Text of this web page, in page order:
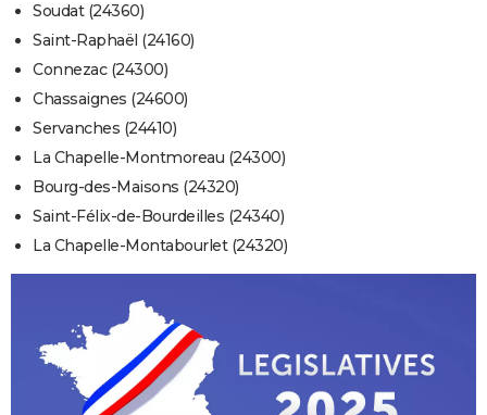
Soudat (24360)
Saint-Raphaël (24160)
Connezac (24300)
Chassaignes (24600)
Servanches (24410)
La Chapelle-Montmoreau (24300)
Bourg-des-Maisons (24320)
Saint-Félix-de-Bourdeilles (24340)
La Chapelle-Montabourlet (24320)